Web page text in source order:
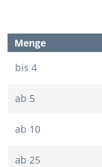
Menge
bis 4
ab 5
ab 10
ab 25